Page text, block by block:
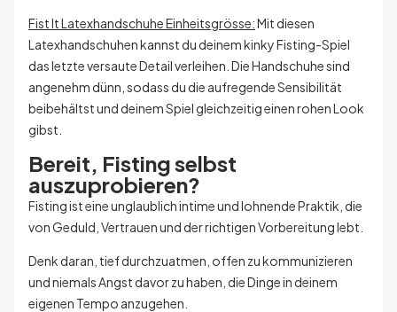
Fist It Latexhandschuhe Einheitsgrösse:Mit diesen
Latexhandschuhen kannst du deinem kinky Fisting-Spiel
das letzte versaute Detail verleihen. Die Handschuhe sind
angenehm dünn, sodass du die aufregende Sensibilität
beibehältst und deinem Spiel gleichzeitig einen rohen Look
gibst.
Bereit, Fisting selbst
auszuprobieren?
Fisting ist eine unglaublich intime und lohnende Praktik, die
von Geduld, Vertrauen und der richtigen Vorbereitung lebt.
Denk daran, tief durchzuatmen, offen zu kommunizieren
und niemals Angst davor zu haben, die Dinge in deinem
eigenen Tempo anzugehen.